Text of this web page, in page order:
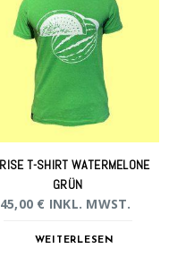
T-SHIRT WATERMELONE
GRÜN
45,00 € INKL. MWST.
WEITERLESEN